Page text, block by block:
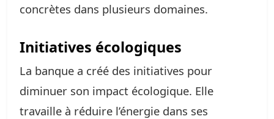
concrètes dans plusieurs domaines.
Initiatives écologiques
La banque a créé des initiatives pour
diminuer son impact écologique. Elle
travaille à réduire l’énergie dans ses